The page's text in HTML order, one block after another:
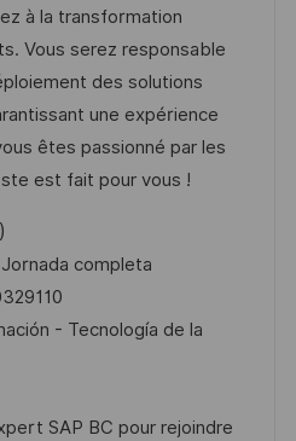
à la transformation
Vous serez responsable
des solutions
une expérience
êtes passionné par les
est fait pour vous !
Jornada completa
- Tecnología de la
SAP BC pour rejoindre